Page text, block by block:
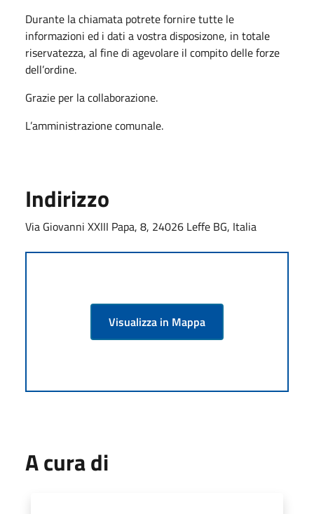
Durante la chiamata potrete fornire tutte le
informazioni ed i dati a vostra disposizone, in totale
riservatezza, al fine di agevolare il compito delle forze
dell’ordine.
Grazie per la collaborazione.
L’amministrazione comunale.
Indirizzo
Via Giovanni XXIII Papa, 8, 24026 Leffe BG, Italia
Visualizza in Mappa
A cura di